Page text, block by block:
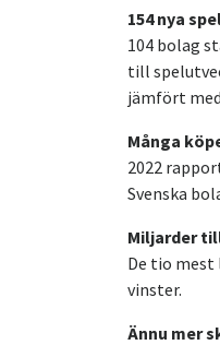
154 nya
104 bolag
till
jämfört
Många
2022
Svenska
Miljarder
De tio
vinster.
Ännu mer